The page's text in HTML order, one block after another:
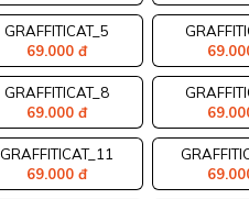
GRAFFITICAT_5
69.000 đ
GRAFFITICAT_8
69.000 đ
GRAFFITICAT_11
69.000 đ